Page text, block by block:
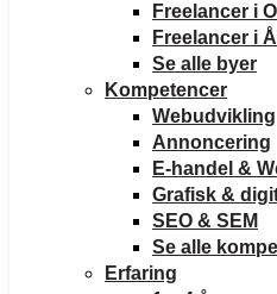
Freelancer i
Freelancer i
Se alle byer
Kompetencer
Webudvikling
Annoncering
E-handel &
Grafisk &
SEO & SEM
Se alle
Erfaring